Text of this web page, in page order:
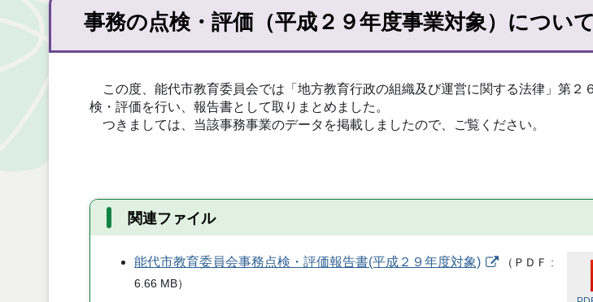
事務の点検・評価（平成２９年度事業対象）について
この度、能代市教育委員会では「地方教育行政の組織及び運営に関する法律」第２
検・評価を行い、報告書として取りまとめました。
つきましては、当該事務事業のデータを掲載しましたので、ご覧ください。
関連ファイル
能代市教育委員会事務点検・評価報告書(平成２９年度対象) （ ＰＤＦ
6.66 MB）